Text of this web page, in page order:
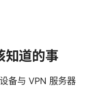
知道的事
备与 VPN 服务器